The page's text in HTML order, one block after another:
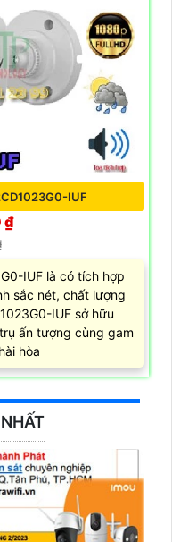
IUF
₫
IUF là có tích hợp
sắc nét, chất lượng
IUF sở hữu
ấn tượng cùng gam
hòa